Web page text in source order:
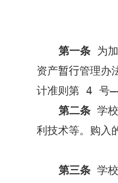
第一条 为
资产暂行管理办
计准则第 4 号
第二条学校
利技术等。购入
第三条 学